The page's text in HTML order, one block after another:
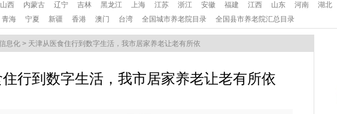
山西 内蒙古 辽宁 吉林 黑龙江 上海 江苏 浙江 安徽 福建 江西 山东 河南 湖北
青海 宁夏 新疆 香港 澳门 台湾 全国城市养老院目录 全国县市养老院汇总目录
息化 > 天津从医食住行到数字生活，我市居家养老让老有所依
行到数字生活，我市居家养老让老有所依